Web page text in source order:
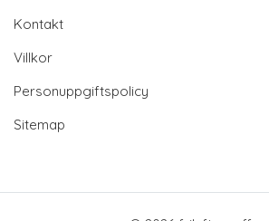
Kontakt
Villkor
Personuppgiftspolicy
Sitemap